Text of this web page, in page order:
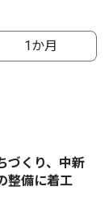
1か月
づくり、中新
整備に着工